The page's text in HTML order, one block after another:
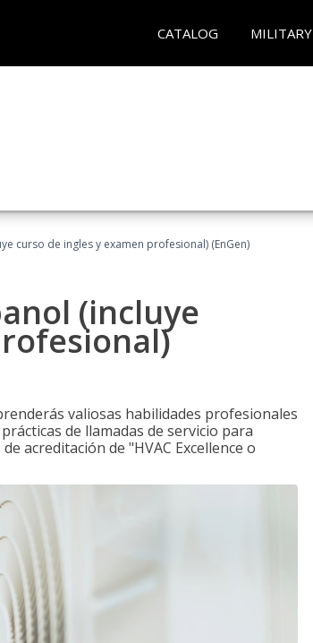
CATALOG MILITARY
curso de ingles y examen profesional) (EnGen)
(incluye
valiosas habilidades profesionales
de llamadas de servicio para
acreditación de "HVAC Excellence o